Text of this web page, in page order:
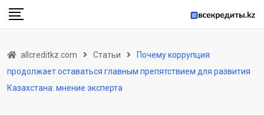
Skip
allcreditkz.com Статьи
Почему коррупция
продолжает оставаться главным препятствием для развития
Казахстана: мнение эксперта